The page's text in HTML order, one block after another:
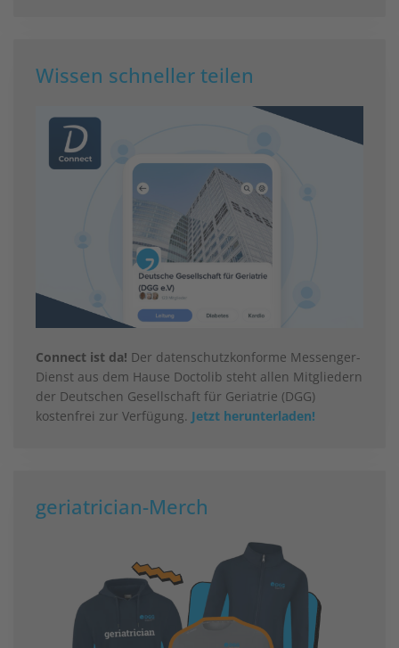
Wissen schneller teilen
Connect ist da! Der datenschutzkonforme Messenger-
Dienst aus dem Hause Doctolib steht allen Mitgliedern
der Deutschen Gesellschaft für Geriatrie (DGG)
kostenfrei zur Verfügung. Jetzt herunterladen!
geriatrician-Merch